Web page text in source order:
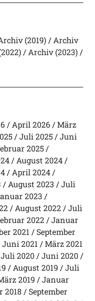
(2019)
Archiv
Archiv (2023)
April 2026
März
Juli 2025
Juni
2025
August 2024
April 2024
August 2023
Juli
2023
August 2022
Juli
2022
Januar
2021
September
Juni 2021
März 2021
Juli 2020
Juni 2020
August 2019
Juli
2019
Januar
2018
September